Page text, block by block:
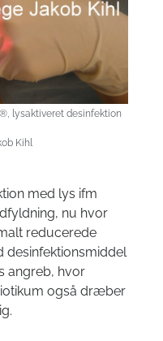
lysaktiveret desinfektion
Kihl
med lys ifm
nu hvor
reducerede
desinfektionsmiddel
angreb, hvor
også dræber